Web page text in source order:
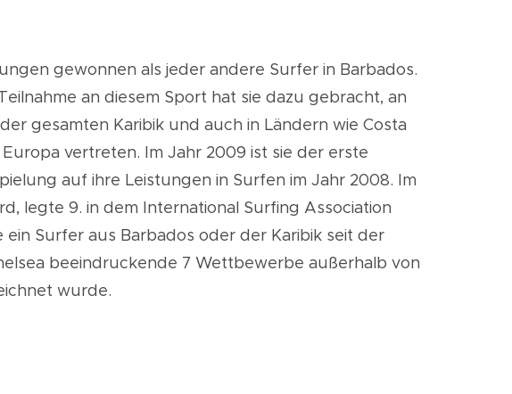
gewonnen als jeder andere Surfer in Barbados.
an diesem Sport hat sie dazu gebracht, an
gesamten Karibik und auch in Ländern wie Costa
vertreten. Im Jahr 2009 ist sie der erste
auf ihre Leistungen in Surfen im Jahr 2008. Im
legte 9. in dem International Surfing Association
Surfer aus Barbados oder der Karibik seit der
beeindruckende 7 Wettbewerbe außerhalb von
wurde.